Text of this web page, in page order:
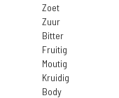
Zoet
Zuur
Bitter
Fruitig
Moutig
Kruidig
Body